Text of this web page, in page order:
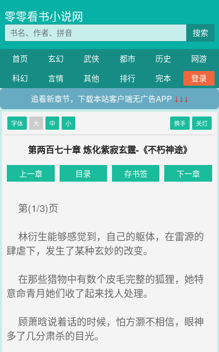
零零看书小说网
搜索
首页 玄幻 武侠 都市 历史
网游
科幻
言情 其他 排行 完本
登录
追看新章节，下载本站客户端无广告APP ↓↓↓
字体 大 中 小 换手 关灯
第两百七十章 炼化紫寂玄霆-《不朽神途》
上一章 目录 存书签 下一章
第(1/3)页
林衍生能够感觉到，自己的躯体，在雷源的
肆虐下，发生了某种玄妙的改变。
在那些猎物中有数个皮毛完整的狐狸，她特
意命青月她们收了起来找人处理。
顾萧晗说着话的时候，怕方灏不相信，眼神
多了几分肃杀的目光。